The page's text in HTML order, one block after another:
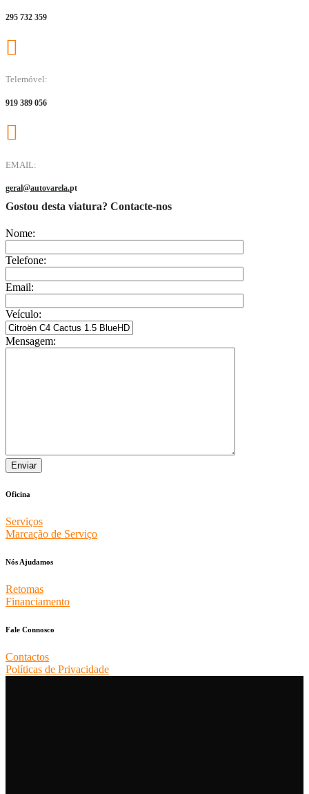
295 732 359
Telemóvel:
919 389 056
EMAIL:
geral@autovarela.pt
Gostou desta viatura? Contacte-nos
Nome:
Telefone:
Email:
Veículo:
Mensagem:
Oficina
Serviços
Marcação de Serviço
Nós Ajudamos
Retomas
Financiamento
Fale Connosco
Contactos
Políticas de Privacidade